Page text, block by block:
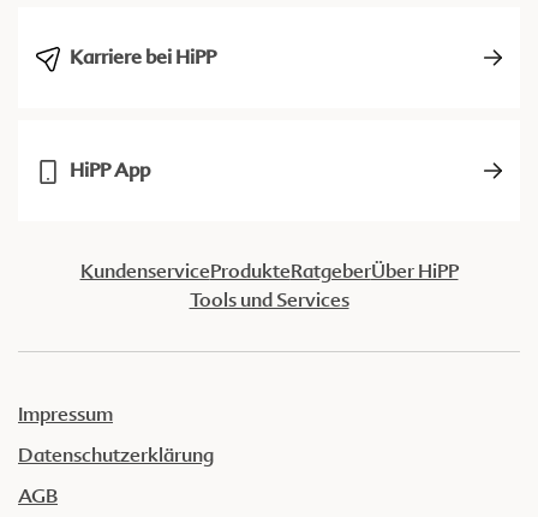
Karriere bei HiPP
HiPP App
KundenserviceProdukteRatgeberÜber HiPP
Tools und Services
Impressum
Datenschutzerklärung
AGB